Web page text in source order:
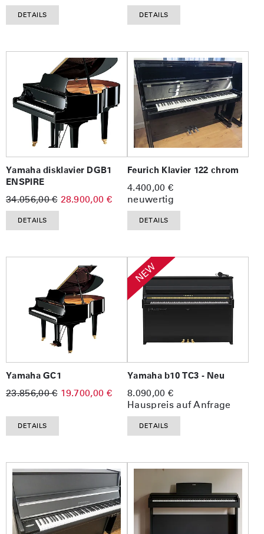
DETAILS DETAILS
Yamaha disklavier DGB1
ENSPIRE
34.056,00 € 28.900,00 €
DETAILS
Feurich Klavier 122 chrom
4.400,00 €
neuwertig
DETAILS
Yamaha GC1
23.856,00 € 19.700,00 €
DETAILS
NEW
Yamaha b10 TC3 - Neu
8.090,00 €
Hauspreis auf Anfrage
DETAILS